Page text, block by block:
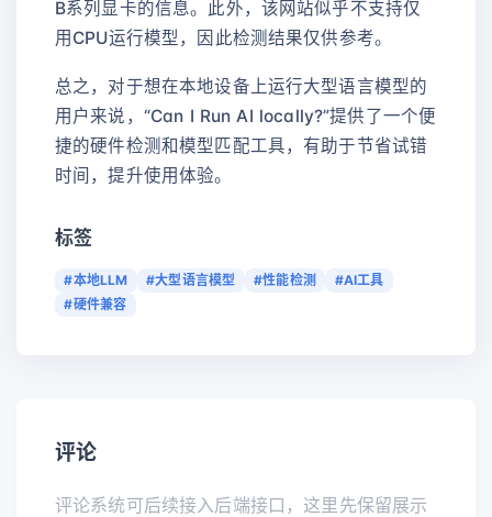
B系列显卡的信息。此外，该网站似乎不支持仅
用CPU运行模型，因此检测结果仅供参考。
总之，对于想在本地设备上运行大型语言模型的
用户来说，“Can I Run AI locally?”提供了一个便
捷的硬件检测和模型匹配工具，有助于节省试错
时间，提升使用体验。
标签
#本地LLM #大型语言模型 #性能检测
#AI工具
#硬件兼容
评论
评论系统可后续接入后端接口，这里先保留展示